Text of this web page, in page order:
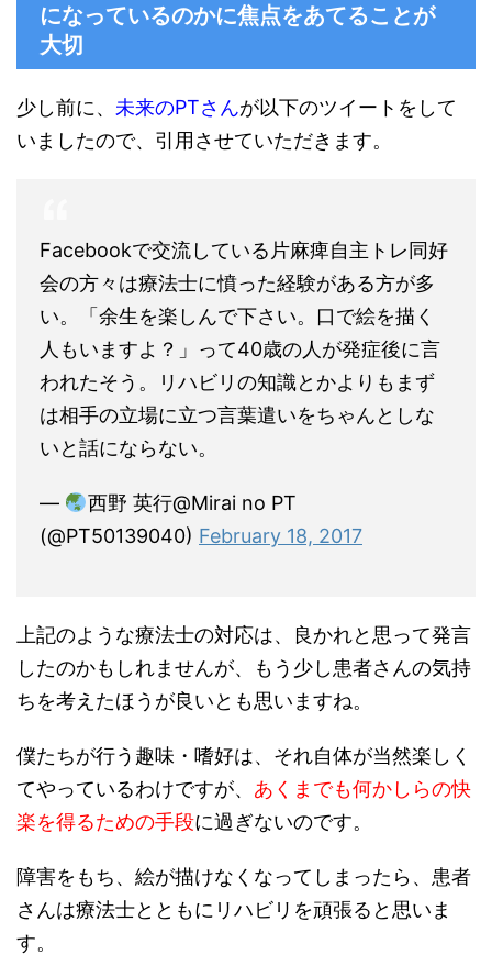
になっているのかに焦点をあてることが
大切
少し前に、 未来のPTさんが以下のツイートをして
いましたので、引用させていただきます。
Facebookで交流している片麻痺自主トレ同好
会の方々は療法士に憤った経験がある方が多
い。「余生を楽しんで下さい。口で絵を描く
人もいますよ？」って40歳の人が発症後に言
われたそう。リハビリの知識とかよりもまず
は相手の立場に立つ言葉遣いをちゃんとしな
いと話にならない。
—
西野 英行@Mirai no PT
(@PT50139040) February 18, 2017
上記のような療法士の対応は、良かれと思って発言
したのかもしれませんが、もう少し患者さんの気持
ちを考えたほうが良いとも思いますね。
僕たちが行う趣味・嗜好は、それ自体が当然楽しく
てやっているわけですが、 あくまでも何かしらの快
楽を得るための手段に過ぎないのです。
障害をもち、絵が描けなくなってしまったら、患者
さんは療法士とともにリハビリを頑張ると思いま
す。